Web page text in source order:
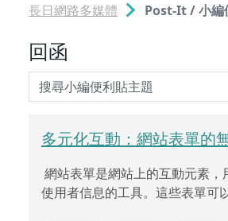
長日網路多媒體 Post-It / 小編
回函
多元化互動：網站表單的
網站表單是網站上的互動元素，
使用者信息的工具。這些表單可